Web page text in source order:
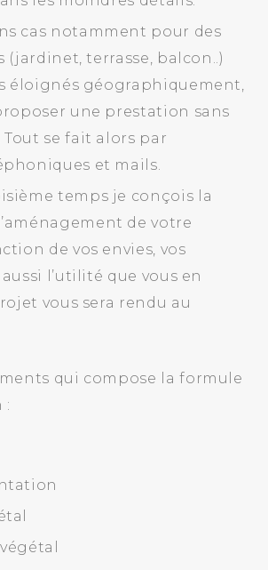
cas notamment pour des
(jardinet, terrasse, balcon..)
éloignés géographiquement,
une prestation sans
se fait alors par
et mails.
temps je conçois la
de votre
de vos envies, vos
l’utilité que vous en
vous sera rendu au
qui compose la formule
: